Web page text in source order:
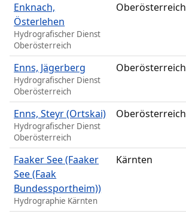
Enknach,
Österlehen
Hydrografischer Dienst
Oberösterreich
Oberösterreich
Enns, Jägerberg
Hydrografischer Dienst
Oberösterreich
Oberösterreich
Enns, Steyr (Ortskai)
Hydrografischer Dienst
Oberösterreich
Oberösterreich
Faaker See (Faaker
See (Faak
Bundessportheim))
Hydrographie Kärnten
Kärnten